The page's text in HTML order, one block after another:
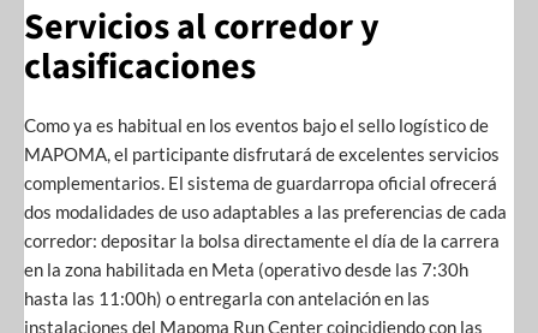
Servicios al corredor y
clasificaciones
Como ya es habitual en los eventos bajo el sello logístico de
MAPOMA, el participante disfrutará de excelentes servicios
complementarios. El sistema de guardarropa oficial ofrecerá
dos modalidades de uso adaptables a las preferencias de cada
corredor: depositar la bolsa directamente el día de la carrera
en la zona habilitada en Meta (operativo desde las 7:30h
hasta las 11:00h) o entregarla con antelación en las
instalaciones del Mapoma Run Center coincidiendo con las